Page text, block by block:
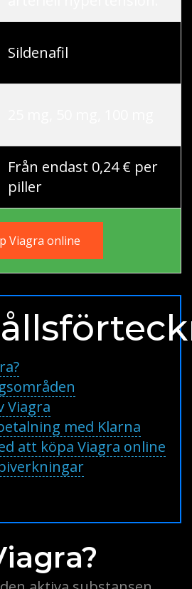
Sildenafil
Från endast 0,24 € per
piller
Viagra online
Viagra
med Klarna
att köpa Viagra online